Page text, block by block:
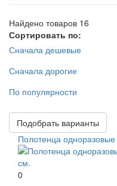
Найдено товаров 16
Сортировать по:
Сначала дешевые
Сначала дорогие
По популярности
Подобрать варианты
Полотенца
0